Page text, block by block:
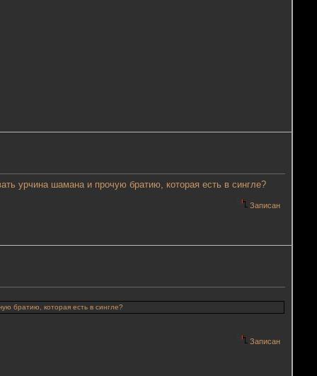
урчина шамана и прочую братию, которая есть в сингле?
Записан
братию, которая есть в сингле?
Записан